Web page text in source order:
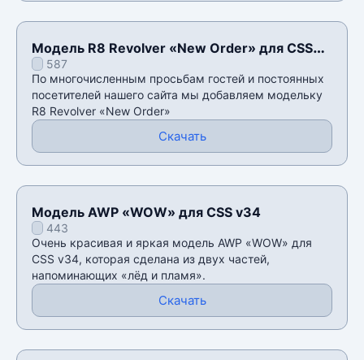
Модель R8 Revolver «New Order» для CSS
v34587
По многочисленным просьбам гостей и постоянных
посетителей нашего сайта мы добавляем модельку
R8 Revolver «New Order»
Скачать
Модель AWP «WOW» для CSS v34
443
Очень красивая и яркая модель AWP «WOW» для
CSS v34, которая сделана из двух частей,
напоминающих «лёд и пламя».
Скачать